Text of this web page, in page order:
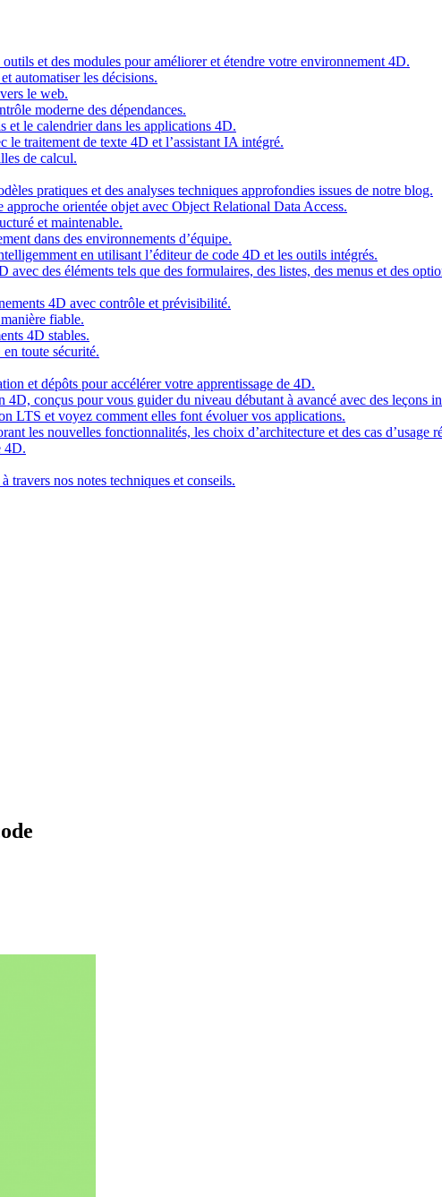
et des modules pour améliorer et étendre votre environnement 4D.
automatiser les décisions.
le web.
moderne des dépendances.
et le calendrier dans les applications 4D.
le traitement de texte 4D et l’assistant IA intégré.
de calcul.
pratiques et des analyses techniques approfondies issues de notre blog.
orientée objet avec Object Relational Data Access.
et maintenable.
dans des environnements d’équipe.
en utilisant l’éditeur de code 4D et les outils intégrés.
des éléments tels que des formulaires, des listes, des menus et des
4D avec contrôle et prévisibilité.
fiable.
4D stables.
toute sécurité.
et dépôts pour accélérer votre apprentissage de 4D.
4D, conçus pour vous guider du niveau débutant à avancé avec des leçons
LTS et voyez comment elles font évoluer vos applications.
les nouvelles fonctionnalités, les choix d’architecture et des cas d’usage
4D.
travers nos notes techniques et conseils.